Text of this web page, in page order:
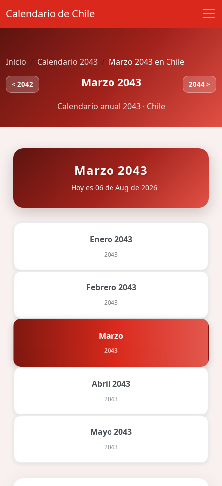
Calendario de Chile
Inicio Calendario 2043 Marzo 2043 en Chile
< 2042 Marzo 2043 2044 >
Calendario anual 2043 · Chile
Marzo 2043
Hoy es 06 de Aug de 2026
Enero 2043
2043
Febrero 2043
2043
Marzo
2043
Abril 2043
2043
Mayo 2043
2043